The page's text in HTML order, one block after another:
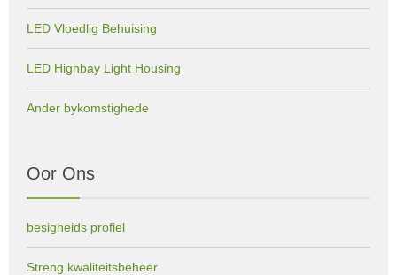
LED Vloedlig Behuising
LED Highbay Light Housing
Ander bykomstighede
Oor Ons
besigheids profiel
Streng kwaliteitsbeheer